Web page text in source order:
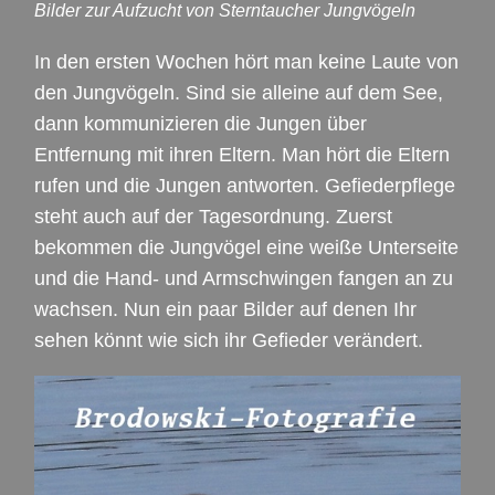
Bilder zur Aufzucht von Sterntaucher Jungvögeln
In den ersten Wochen hört man keine Laute von
den Jungvögeln. Sind sie alleine auf dem See,
dann kommunizieren die Jungen über
Entfernung mit ihren Eltern. Man hört die Eltern
rufen und die Jungen antworten. Gefiederpflege
steht auch auf der Tagesordnung. Zuerst
bekommen die Jungvögel eine weiße Unterseite
und die Hand- und Armschwingen fangen an zu
wachsen. Nun ein paar Bilder auf denen Ihr
sehen könnt wie sich ihr Gefieder verändert.